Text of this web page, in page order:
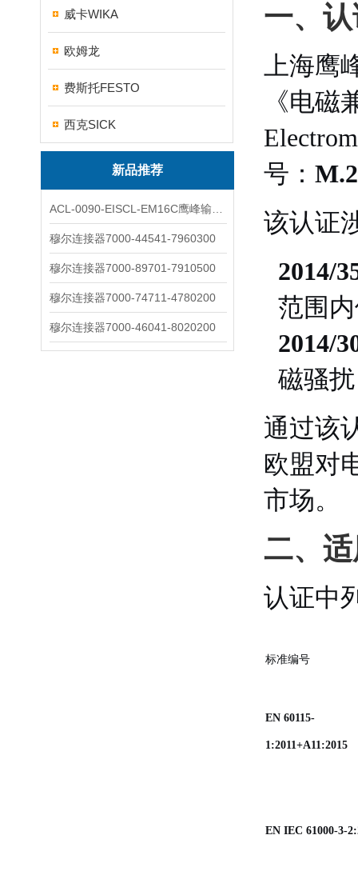
威卡WIKA
欧姆龙
费斯托FESTO
西克SICK
新品推荐
穆尔连接器7000-44541-7960300
穆尔连接器7000-89701-7910500
穆尔连接器7000-74711-4780200
穆尔连接器7000-46041-8020200
一、
上海
《电
号：
该认证
2014/
范围
2014/
磁骚
通过该
欧盟对
市场。
二、
认证中
标准编号
EN 60115-
1:2011+A11:2015
EN IEC 61000-3-